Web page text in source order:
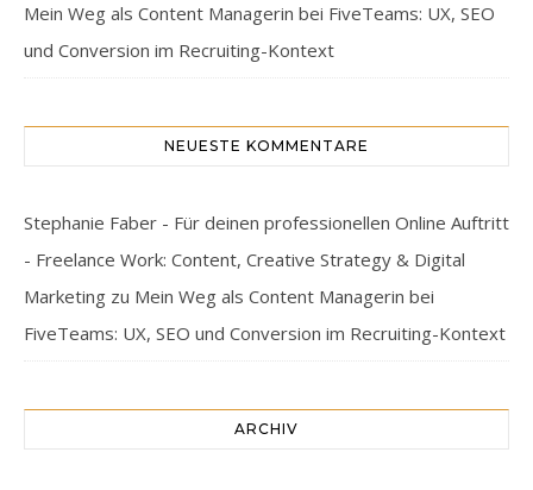
Mein Weg als Content Managerin bei FiveTeams: UX, SEO
und Conversion im Recruiting-Kontext
NEUESTE KOMMENTARE
Stephanie Faber - Für deinen professionellen Online Auftritt
- Freelance Work: Content, Creative Strategy & Digital
Marketing zu Mein Weg als Content Managerin bei
FiveTeams: UX, SEO und Conversion im Recruiting-Kontext
ARCHIV